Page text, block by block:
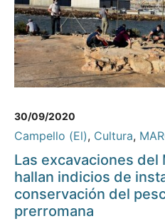
30/09/2020
Campello (El), Cultura,
Las excavaciones del
hallan indicios de
conservación del
prerromana